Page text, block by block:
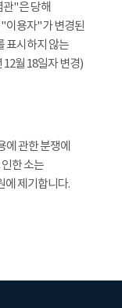
"은 당해
이용자"가 변경된
표시하지 않는
월 18일자 변경)
관한 분쟁에
한 소는
에 제기합니다.